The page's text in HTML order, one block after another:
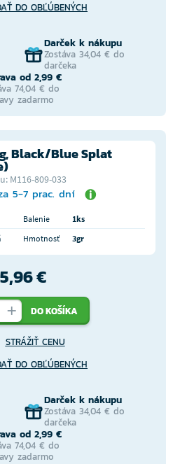
DO OBĽÚBENÝCH
Darček k nákupu
Zostáva 34,04 € do
darčeka
od 2,99 €
74,04 € do
zadarmo
Black/Blue Splat
M116-809-033
5-7 prac. dní
Balenie
1ks
Hmotnosť 3gr
5,96 €
DO KOŠÍKA
STRÁŽIŤ CENU
DO OBĽÚBENÝCH
Darček k nákupu
Zostáva 34,04 € do
darčeka
od 2,99 €
74,04 € do
zadarmo